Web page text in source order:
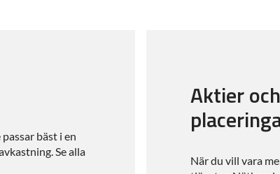
bäst i en
Se alla
Aktier
När du vill vara